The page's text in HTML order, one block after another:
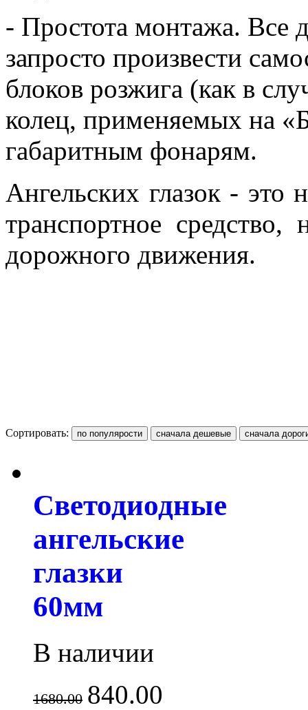
- Простота монтажа. Все
запросто произвести
блоков розжига (как в
колец, применяемых на
габаритным фонарям.
Ангельских глазок - это
транспортное
дорожного движения.
Сортировать:
Светодиодные
ангельские
глазки
60мм
В наличии
1680.00 840.00